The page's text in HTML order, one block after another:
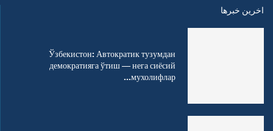
اخرین خبرها
Ўзбекистон: Автократик тузумдан
демократияга ўтиш — нега сиёсий
мухолифлар...